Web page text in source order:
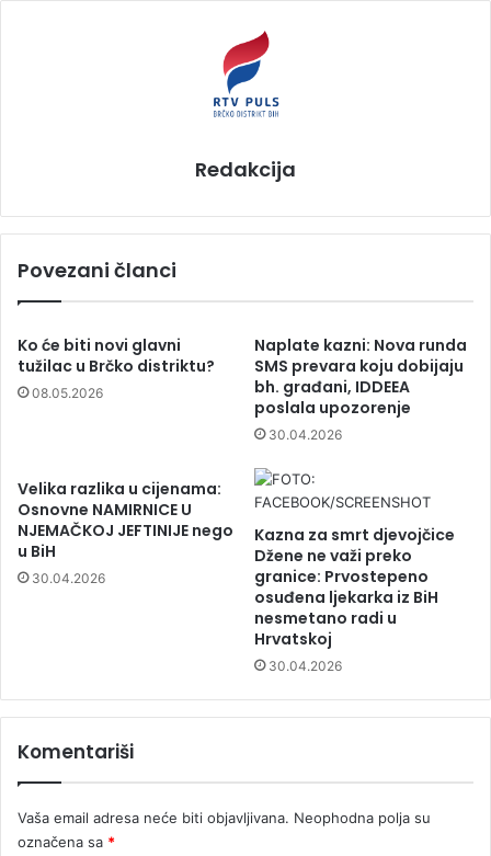
Redakcija
Povezani članci
Ko će biti novi glavni
tužilac u Brčko distriktu?
08.05.2026
Naplate kazni: Nova runda
SMS prevara koju dobijaju
bh. građani, IDDEEA
poslala upozorenje
30.04.2026
Velika razlika u cijenama:
Osnovne NAMIRNICE U
NJEMAČKOJ JEFTINIJE nego
u BiH
30.04.2026
Kazna za smrt djevojčice
Džene ne važi preko
granice: Prvostepeno
osuđena ljekarka iz BiH
nesmetano radi u
Hrvatskoj
30.04.2026
Komentariši
Vaša email adresa neće biti objavljivana. Neophodna polja su
označena sa *